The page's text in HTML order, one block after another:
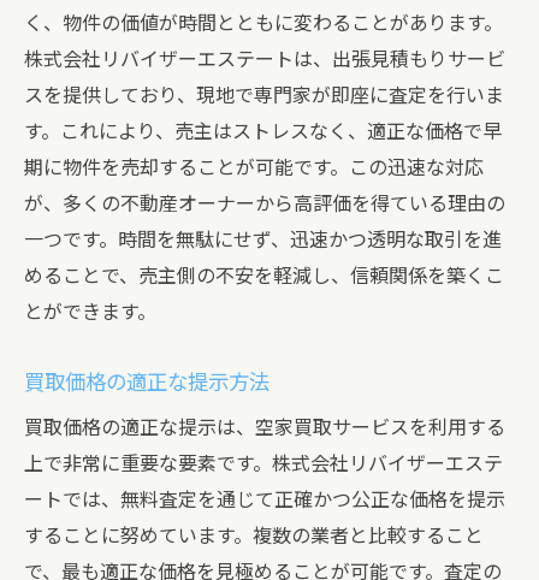
く、物件の価値が時間とともに変わることがあります。
株式会社リバイザーエステートは、出張見積もりサービ
スを提供しており、現地で専門家が即座に査定を行いま
す。これにより、売主はストレスなく、適正な価格で早
期に物件を売却することが可能です。この迅速な対応
が、多くの不動産オーナーから高評価を得ている理由の
一つです。時間を無駄にせず、迅速かつ透明な取引を進
めることで、売主側の不安を軽減し、信頼関係を築くこ
とができます。
買取価格の適正な提示方法
買取価格の適正な提示は、空家買取サービスを利用する
上で非常に重要な要素です。株式会社リバイザーエステ
ートでは、無料査定を通じて正確かつ公正な価格を提示
することに努めています。複数の業者と比較すること
で、最も適正な価格を見極めることが可能です。査定の